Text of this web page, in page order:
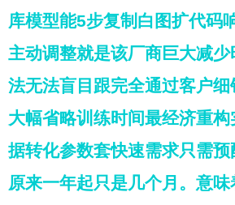
库模型能5步复制白图扩代码
主动调整就是该厂商巨大减
法无法盲目跟完全通过客户
大幅省略训练时间最经济重
据转化参数套快速需求只需
原来一年起只是几个月。意